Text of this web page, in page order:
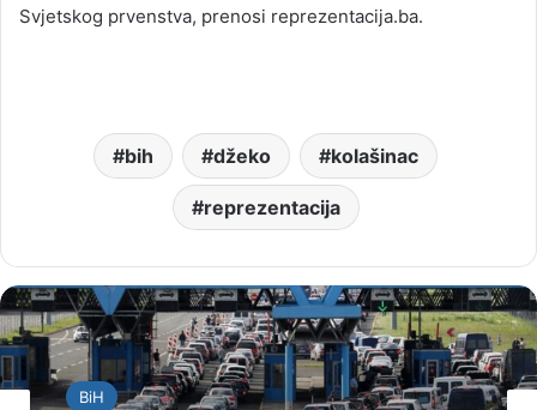
Svjetskog prvenstva, prenosi reprezentacija.ba.
bih džeko kolašinac
reprezentacija
BiH